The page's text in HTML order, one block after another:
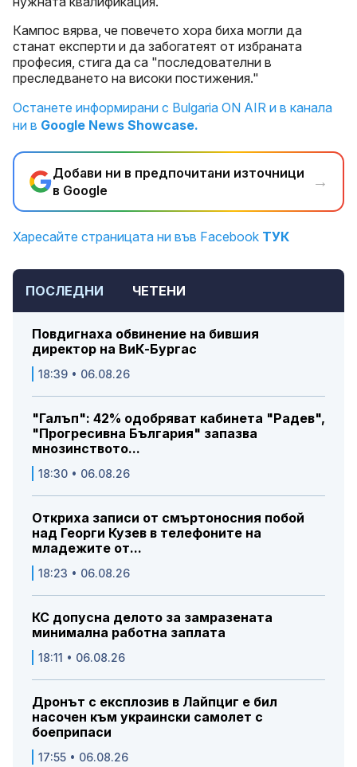
Кампос вярва, че повечето хора биха могли да
станат експерти и да забогатеят от избраната
професия, стига да са "последователни в
преследването на високи постижения."
Останете информирани с Bulgaria ON AIR и в канала
ни в Google News Showcase.
Добави ни в предпочитани източници
в Google
→
Харесайте страницата ни във Facebook ТУК
ПОСЛЕДНИ ЧЕТЕНИ
Повдигнаха обвинение на бившия
директор на ВиК-Бургас
18:39 • 06.08.26
"Галъп": 42% одобряват кабинета "Радев",
"Прогресивна България" запазва
мнозинството...
18:30 • 06.08.26
Откриха записи от смъртоносния побой
над Георги Кузев в телефоните на
младежите от...
18:23 • 06.08.26
КС допусна делото за замразената
минимална работна заплата
18:11 • 06.08.26
Дронът с експлозив в Лайпциг е бил
насочен към украински самолет с
боеприпаси
17:55 • 06.08.26